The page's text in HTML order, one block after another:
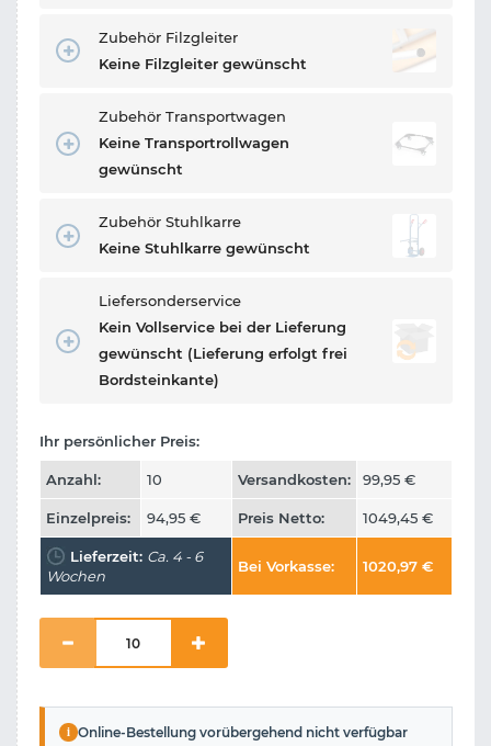
Zubehör Filzgleiter
Keine Filzgleiter gewünscht
Zubehör Transportwagen
Keine Transportrollwagen
gewünscht
Zubehör Stuhlkarre
Keine Stuhlkarre gewünscht
Liefersonderservice
Kein Vollservice bei der Lieferung
gewünscht (Lieferung erfolgt frei
Bordsteinkante)
Ihr persönlicher Preis:
Anzahl: 10 Versandkosten: 99,95 €
Einzelpreis: 94,95 € Preis Netto: 1049,45 €
Lieferzeit: Ca. 4 - 6
Wochen
Bei Vorkasse: 1020,97 €
i Online-Bestellung vorübergehend nicht verfügbar